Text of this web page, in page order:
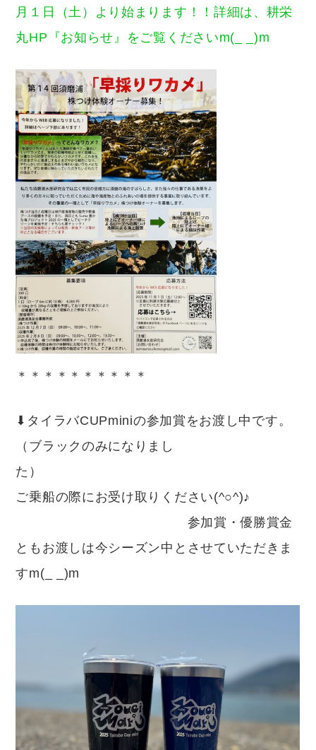
月１日（土）より始まります！！詳細は、耕栄
丸HP『お知らせ』をご覧くださいm(_ _)m
＊＊＊＊＊＊＊＊＊＊
⬇︎タイラバCUPminiの参加賞をお渡し中です。
（ブラックのみになりまし
た
ご乗船の際にお受け取りください(^○^)♪
参加賞・優勝賞金
ともお渡しは今シーズン中とさせていただきま
すm(_ _)m